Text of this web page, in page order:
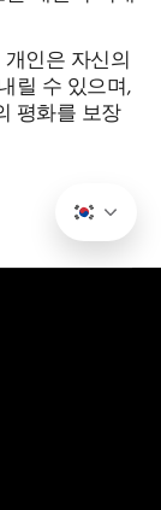
인은 자신의
릴 수 있으며,
평화를 보장